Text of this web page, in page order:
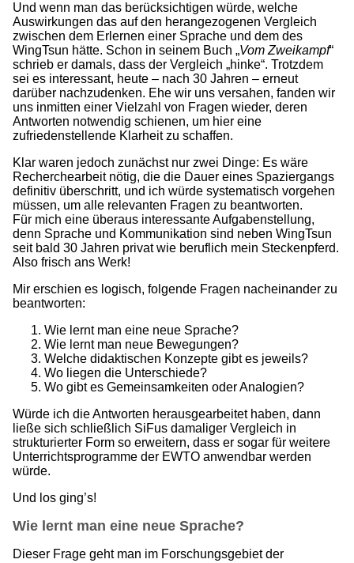
Und wenn man das berücksichtigen würde, welche
Auswirkungen das auf den herangezogenen Vergleich
zwischen dem Erlernen einer Sprache und dem des
WingTsun hätte. Schon in seinem Buch „Vom Zweikampf“
schrieb er damals, dass der Vergleich „hinke“. Trotzdem
sei es interessant, heute – nach 30 Jahren – erneut
darüber nachzudenken. Ehe wir uns versahen, fanden wir
uns inmitten einer Vielzahl von Fragen wieder, deren
Antworten notwendig schienen, um hier eine
zufriedenstellende Klarheit zu schaffen.
Klar waren jedoch zunächst nur zwei Dinge: Es wäre
Recherchearbeit nötig, die die Dauer eines Spaziergangs
definitiv überschritt, und ich würde systematisch vorgehen
müssen, um alle relevanten Fragen zu beantworten.
Für mich eine überaus interessante Aufgabenstellung,
denn Sprache und Kommunikation sind neben WingTsun
seit bald 30 Jahren privat wie beruflich mein Steckenpferd.
Also frisch ans Werk!
Mir erschien es logisch, folgende Fragen nacheinander zu
beantworten:
Wie lernt man eine neue Sprache?
Wie lernt man neue Bewegungen?
Welche didaktischen Konzepte gibt es jeweils?
Wo liegen die Unterschiede?
Wo gibt es Gemeinsamkeiten oder Analogien?
Würde ich die Antworten herausgearbeitet haben, dann
ließe sich schließlich SiFus damaliger Vergleich in
strukturierter Form so erweitern, dass er sogar für weitere
Unterrichtsprogramme der EWTO anwendbar werden
würde.
Und los ging’s!
Wie lernt man eine neue Sprache?
Dieser Frage geht man im Forschungsgebiet der